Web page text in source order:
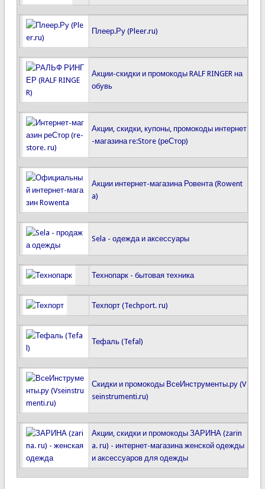
Плеер.Ру (Pleer.ru)
Акции-скидки и промокоды RALF RINGER на
обувь
Акции, скидки, купоны, промокоды интернет
-магазина re:Store (реСтор)
Акции интернет-магазина Ровента (Rowent
a)
Sela - одежда и аксессуары
Технопарк - бытовая техника
Техпорт (Techport. ru)
Тефаль (Tefal)
Скидки и промокоды ВсеИнструменты.ру (V
seinstrumenti.ru)
Акции, скидки и промокоды ЗАРИНА (zarin
a. ru) - интернет-магазина женской одежды
и аксессуаров для одежды